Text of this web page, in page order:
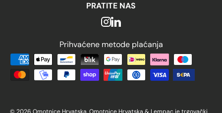
PRATITE NAS
Prihvaćene metode plaćanja
Prihvaćene metode plaćanja